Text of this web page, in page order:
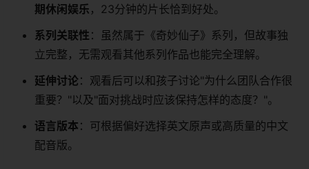
期休闲娱乐​ ​，23分钟的片长恰到好处。
​系列关联性​ ​：虽然属于《奇妙仙子》系列，但故事独
立完整，无需观看其他系列作品也能完全理解。
​延伸讨论​ ​：观看后可以和孩子讨论"为什么团队合作很
重要？"以及"面对挑战时应该保持怎样的态度？"。
​语言版本​ ​：可根据偏好选择英文原声或高质量的中文
配音版。